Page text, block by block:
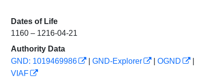
Dates of Life
1160 – 1216-04-21
Authority Data
GND: 1019469986
GND-Explorer OGND
VIAF